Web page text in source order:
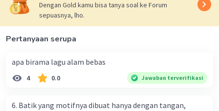
Dengan Gold kamu bisa tanya soal ke Forum
sepuasnya, lho.
Pertanyaan serupa
apa birama lagu alam bebas
4 0.0 Jawaban terverifikasi
6. Batik yang motifnya dibuat hanya dengan tangan,